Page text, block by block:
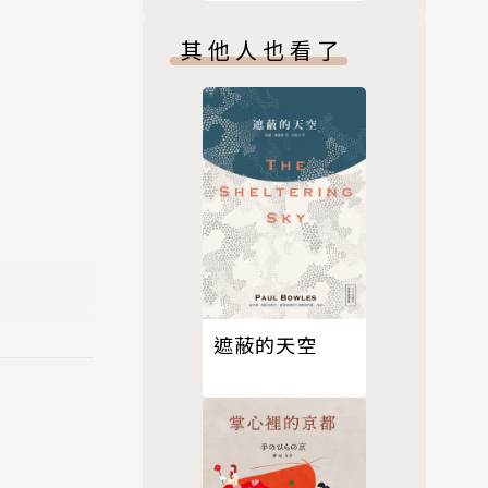
為一絲
館》的
作合乎
討嚴肅
其他人也看了
遮蔽的天空